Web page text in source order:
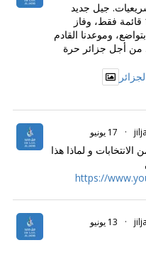
جيل جديد
حقق نتيجة مشرفة رغم المشاركة بـ11 قائمة فقط، وفاز
وموعدنا القادم
من أجل جزائر حرة
· 17 يونيو
و لماذا هذا
https://
· 13 يونيو